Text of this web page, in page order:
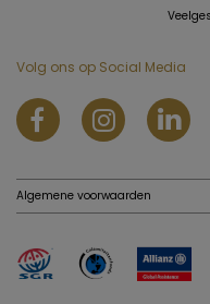
Volg ons op Social Media
Algemene voorwaarden